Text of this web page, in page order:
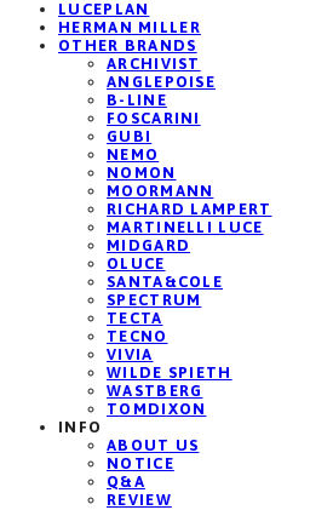
LUCEPLAN
HERMAN MILLER
OTHER BRANDS
ARCHIVIST
ANGLEPOISE
B-LINE
FOSCARINI
GUBI
NEMO
NOMON
MOORMANN
RICHARD LAMPERT
MARTINELLI LUCE
MIDGARD
OLUCE
SANTA&COLE
SPECTRUM
TECTA
TECNO
VIVIA
WILDE SPIETH
WASTBERG
TOMDIXON
INFO
ABOUT US
NOTICE
Q&A
REVIEW